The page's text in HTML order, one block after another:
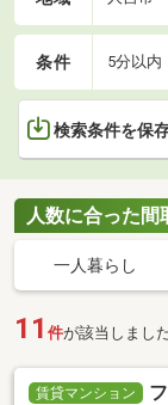
条件 5分以内
検索条件を保
人数に合った間
一人暮らし
11 件が該当しました
賃貸マンション